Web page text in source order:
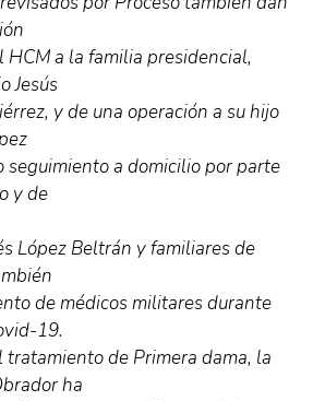
HCM a la familia presidencial,
Jesús
y de una operación a su hijo
seguimiento a domicilio por parte
y de
López Beltrán y familiares de
de médicos militares durante
19.
de Primera dama, la
ha